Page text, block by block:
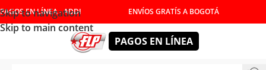
Skip to navigation
Skip to main content
PAGOS EN LÍNEA - ADDI ENVÍOS GRATÍS A BOGOTÁ
PAGOS EN LÍNEA